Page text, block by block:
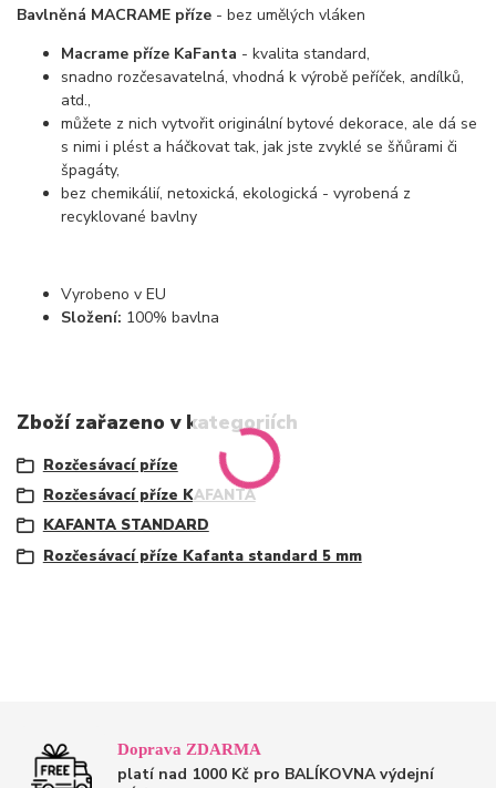
Bavlněná MACRAME příze - bez umělých vláken
Macrame příze KaFanta - kvalita standard,
snadno rozčesavatelná, vhodná k výrobě peříček, andílků,
atd.,
můžete z nich vytvořit originální bytové dekorace, ale dá se
s nimi i plést a háčkovat tak, jak jste zvyklé se šňůrami či
špagáty,
bez chemikálií, netoxická, ekologická - vyrobená z
recyklované bavlny
Vyrobeno v EU
Složení: 100% bavlna
Zboží zařazeno v kategoriích
Rozčesávací příze
Rozčesávací příze KAFANTA
KAFANTA STANDARD
Rozčesávací příze Kafanta standard 5 mm
Doprava ZDARMA
platí nad 1000 Kč pro BALÍKOVNA výdejní